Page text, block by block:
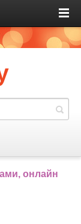
онлайн